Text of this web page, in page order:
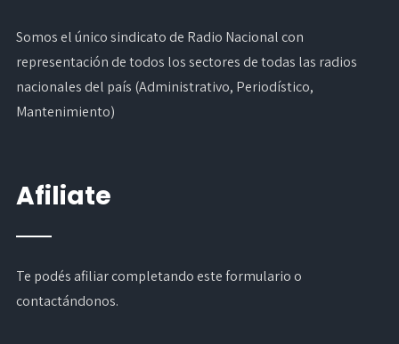
Somos el único sindicato de Radio Nacional con
representación de todos los sectores de todas las radios
nacionales del país (Administrativo, Periodístico,
Mantenimiento)
Afiliate
Te podés afiliar completandoeste formularioo
contactándonos.